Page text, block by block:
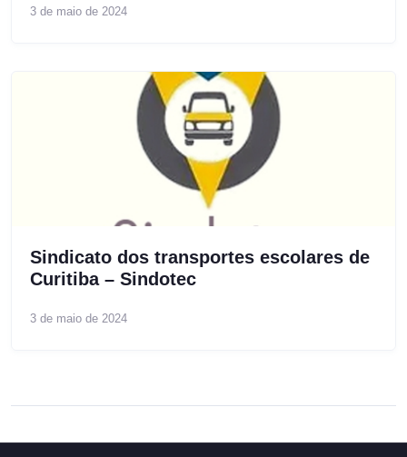
3 de maio de 2024
Sindicato dos transportes escolares de
Curitiba – Sindotec
3 de maio de 2024